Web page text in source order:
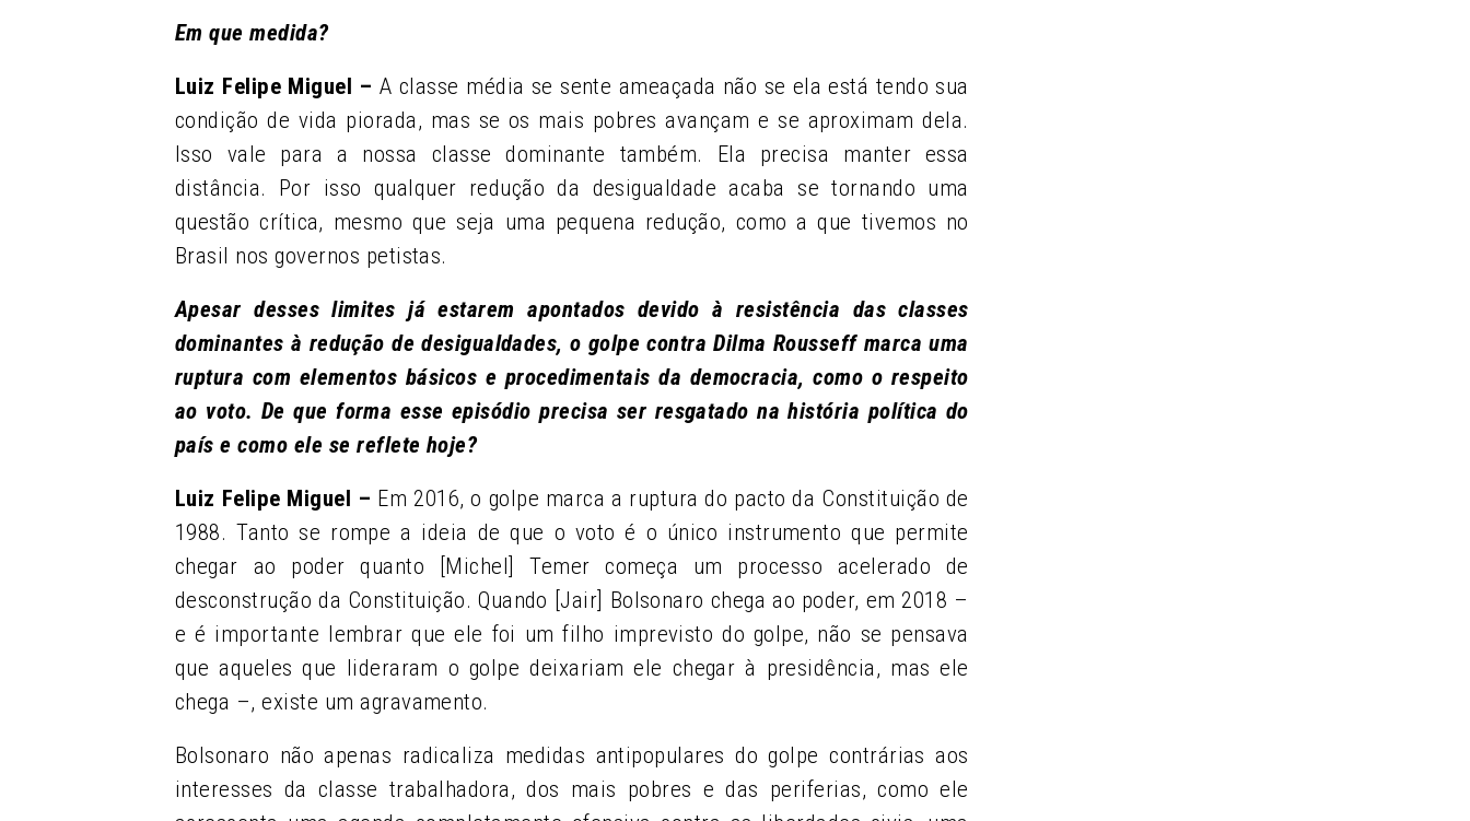
Em que medida?
Luiz Felipe Miguel – A classe média se sente ameaçada não se ela está tendo sua
condição de vida piorada, mas se os mais pobres avançam e se aproximam dela.
Isso vale para a nossa classe dominante também. Ela precisa manter essa
distância. Por isso qualquer redução da desigualdade acaba se tornando uma
questão crítica, mesmo que seja uma pequena redução, como a que tivemos no
Brasil nos governos petistas.
Apesar desses limites já estarem apontados devido à resistência das classes
dominantes à redução de desigualdades, o golpe contra Dilma Rousseff marca uma
ruptura com elementos básicos e procedimentais da democracia, como o respeito
ao voto. De que forma esse episódio precisa ser resgatado na história política do
país e como ele se reflete hoje?
Luiz Felipe Miguel – Em 2016, o golpe marca a ruptura do pacto da Constituição de
1988. Tanto se rompe a ideia de que o voto é o único instrumento que permite
chegar ao poder quanto [Michel] Temer começa um processo acelerado de
desconstrução da Constituição. Quando [Jair] Bolsonaro chega ao poder, em 2018 –
e é importante lembrar que ele foi um filho imprevisto do golpe, não se pensava
que aqueles que lideraram o golpe deixariam ele chegar à presidência, mas ele
chega –, existe um agravamento.
Bolsonaro não apenas radicaliza medidas antipopulares do golpe contrárias aos
interesses da classe trabalhadora, dos mais pobres e das periferias, como ele